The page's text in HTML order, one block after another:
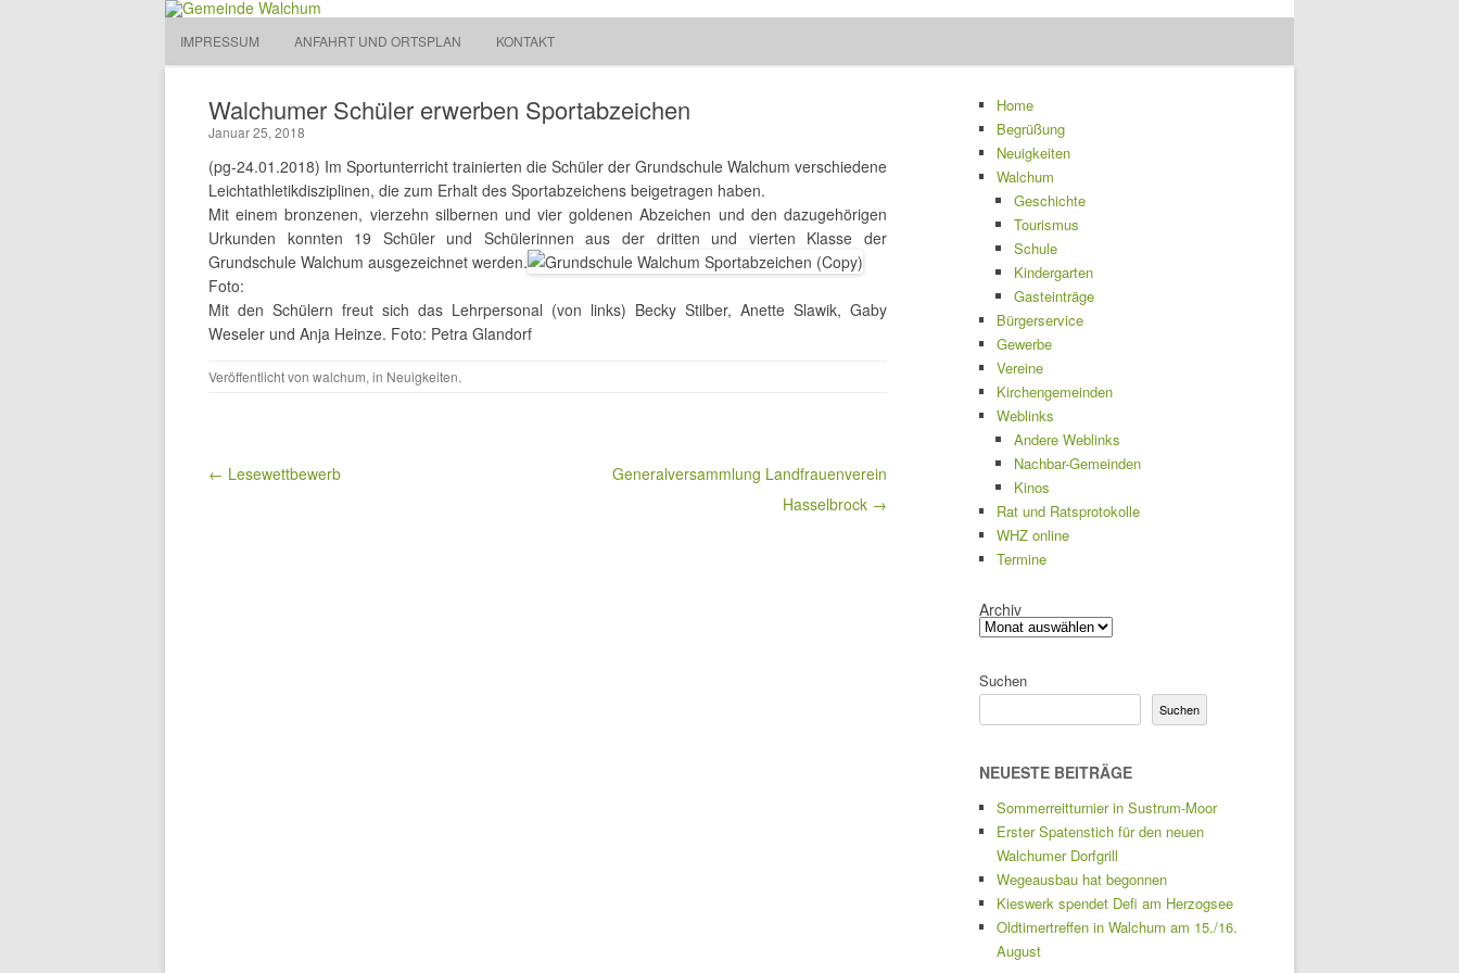
Gemeinde Walchum Gemeinde Walchum
IMPRESSUM ANFAHRT UND ORTSPLAN KONTAKT
Walchumer Schüler erwerben Sportabzeichen
Januar 25, 2018
(pg-24.01.2018) Im Sportunterricht trainierten die Schüler der Grundschule Walchum verschiedene
Leichtathletikdisziplinen, die zum Erhalt des Sportabzeichens beigetragen haben.
Mit einem bronzenen, vierzehn silbernen und vier goldenen Abzeichen und den dazugehörigen
Urkunden konnten 19 Schüler und Schülerinnen aus der dritten und vierten Klasse der
Grundschule Walchum ausgezeichnet werden.
Foto:
Mit den Schülern freut sich das Lehrpersonal (von links) Becky Stilber, Anette Slawik, Gaby
Weseler und Anja Heinze. Foto: Petra Glandorf
Veröffentlicht von walchum, in Neuigkeiten.
Beitragsnavigation
← Lesewettbewerb
Generalversammlung Landfrauenverein
Hasselbrock →
Home
Begrüßung
Neuigkeiten
Walchum
Geschichte
Tourismus
Schule
Kindergarten
Gasteinträge
Bürgerservice
Gewerbe
Vereine
Kirchengemeinden
Weblinks
Andere Weblinks
Nachbar-Gemeinden
Kinos
Rat und Ratsprotokolle
WHZ online
Termine
Archiv
Suchen
Suchen
NEUESTE BEITRÄGE
Sommerreitturnier in Sustrum-Moor
Erster Spatenstich für den neuen
Walchumer Dorfgrill
Wegeausbau hat begonnen
Kieswerk spendet Defi am Herzogsee
Oldtimertreffen in Walchum am 15./16.
August